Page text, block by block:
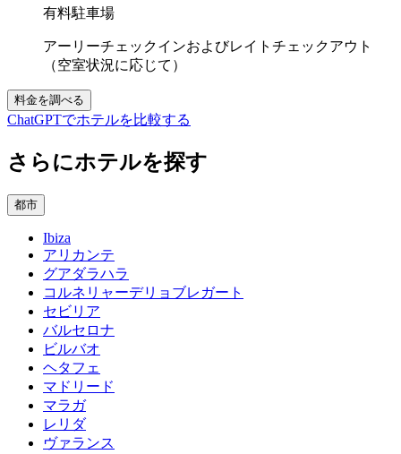
有料駐車場
アーリーチェックインおよびレイトチェックアウト
（空室状況に応じて）
料金を調べる
ChatGPTでホテルを比較する
さらにホテルを探す
都市
Ibiza
アリカンテ
グアダラハラ
コルネリャーデリョブレガート
セビリア
バルセロナ
ビルバオ
ヘタフェ
マドリード
マラガ
レリダ
ヴァランス